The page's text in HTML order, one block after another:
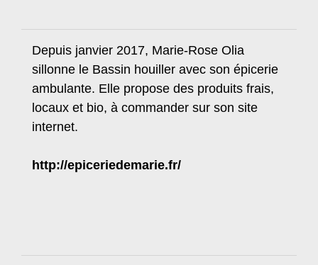
Depuis janvier 2017, Marie-Rose Olia
sillonne le Bassin houiller avec son épicerie
ambulante. Elle propose des produits frais,
locaux et bio, à commander sur son site
internet.
http://epiceriedemarie.fr/